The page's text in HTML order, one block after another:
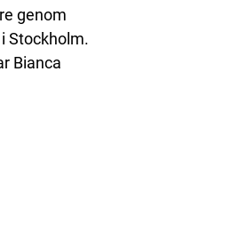
genom
Stockholm.
Bianca